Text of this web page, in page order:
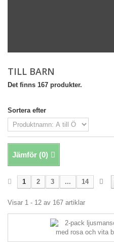
TILL BARN
Det finns 167 produkter.
Sortera efter
Jämför (0)
1 2 3 ... 14
Visar 1 - 12 av 167 artiklar